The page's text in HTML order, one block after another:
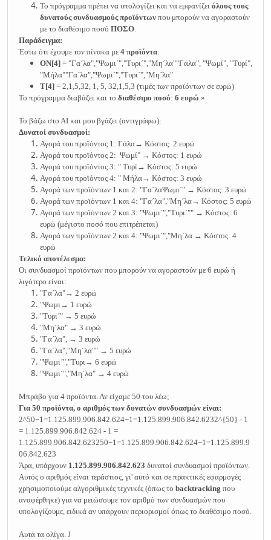
Το πρόγραμμα πρέπει να υπολογίζει και να εμφανίζει όλους τους
δυνατούς συνδυασμούς προϊόντων που μπορούν να αγοραστούν
με το διαθέσιμο ποσό ΠΟΣΟ.
Παράδειγμα:
Έστω ότι έχουμε τον πίνακα με 4 προϊόντα:
ΟΝ[4] = "Γαˊλα","Ψωμιˊ","Tυριˊ","Mηˊλα""Γάλα", "Ψωμί", "Τυρί",
"Μήλα""Γαˊλα","Ψωμιˊ","Tυριˊ","Mηˊλα"
Τ[4] = 2,1,5,32, 1, 5, 32,1,5,3 (τιμές των προϊόντων σε ευρώ)
Το πρόγραμμα διαβάζει και το διαθέσιμο ποσό: 6 ευρώ.»
Το βάζω στο ΑΙ και μου βγάζει (αντιγράφω):
Δυνατοί συνδυασμοί:
Αγορά του προϊόντος 1: Γάλα→ Κόστος: 2 ευρώ
Αγορά του προϊόντος 2: Ψωμί" → Κόστος: 1 ευρώ
Αγορά του προϊόντος 3: " Τυρί→ Κόστος: 5 ευρώ
Αγορά του προϊόντος 4: " Μήλα→ Κόστος: 3 ευρώ
Αγορά των προϊόντων 1 και 2: "ΓαˊλαΨωμιˊ" → Κόστος: 3 ευρώ
Αγορά των προϊόντων 1 και 4: "Γαˊλα","Mηˊλα→ Κόστος: 5 ευρώ
Αγορά των προϊόντων 2 και 3: "Ψωμιˊ","Tυριˊ"" → Κόστος: 6
ευρώ (μέγιστο ποσό που επιτρέπεται)
Αγορά των προϊόντων 2 και 4: "Ψωμιˊ","Mηˊλα → Κόστος: 4
ευρώ
Τελικό αποτέλεσμα:
Οι συνδυασμοί προϊόντων που μπορούν να αγοραστούν με 6 ευρώ ή
λιγότερο είναι:
"Γαˊλα"→ 2 ευρώ
"Ψωμι→ 1 ευρώ
"Tυριˊ" → 5 ευρώ
"Mηˊλα" → 3 ευρώ
"Γαˊλα", → 3 ευρώ
"Γαˊλα","Mηˊλα"" → 5 ευρώ
"Ψωμιˊ","Tυρι→ 6 ευρώ
"Ψωμιˊ","Mηˊλα" → 4 ευρώ
Μπράβο για 4 προϊόντα. Αν είχαμε 50 του λέω;
Για 50 προϊόντα, ο αριθμός των δυνατών συνδυασμών είναι:
2^50−1=1.125.899.906.842.624−1=1.125.899.906.842.6232^{50} - 1
= 1.125.899.906.842.624 - 1 =
1.125.899.906.842.623250−1=1.125.899.906.842.624−1=1.125.899.9
06.842.623
Άρα, υπάρχουν 1.125.899.906.842.623 δυνατοί συνδυασμοί προϊόντων.
Αυτός ο αριθμός είναι τεράστιος, γι' αυτό και σε πρακτικές εφαρμογές
χρησιμοποιούμε αλγοριθμικές τεχνικές (όπως το backtracking που
αναφέρθηκε) για να μειώσουμε τον αριθμό των συνδυασμών που
υπολογίζουμε, ειδικά αν υπάρχουν περιορισμοί όπως το διαθέσιμο ποσό.
Αυτά τα ολίγα. J